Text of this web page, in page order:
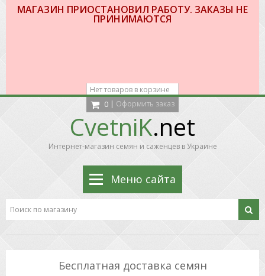
МАГАЗИН ПРИОСТАНОВИЛ РАБОТУ. ЗАКАЗЫ НЕ
ПРИНИМАЮТСЯ
Нет товаров в корзине
0 | Оформить заказ
CvetniK.net
Интернет-магазин семян и саженцев в Украине
Меню сайта
Бесплатная доставка семян